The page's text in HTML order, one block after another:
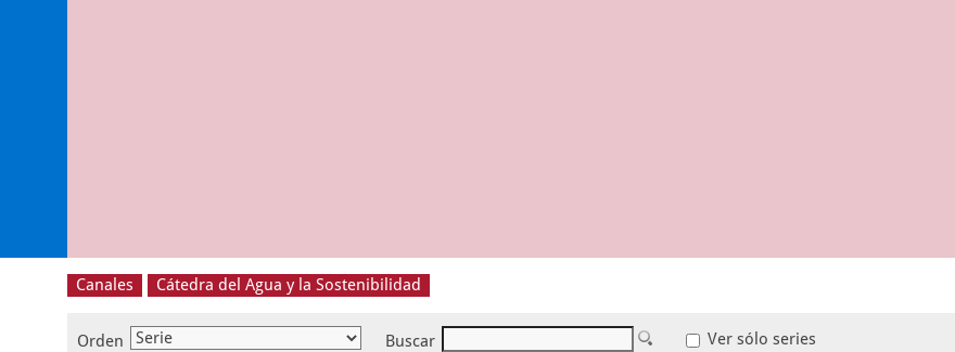
Canales Cátedra del Agua y la Sostenibilidad
Orden Buscar Ver sólo series